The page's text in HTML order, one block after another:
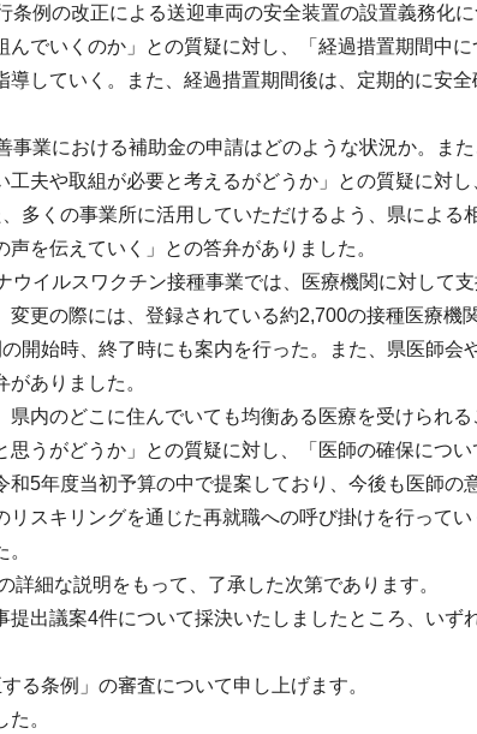
例の改正による送迎車両の安全装置の設置義務化
でいくのか」との質疑に対し、「経過措置期間中
していく。また、経過措置期間後は、定期的に安全
業における補助金の申請はどのような状況か。ま
夫や取組が必要と考えるがどうか」との質疑に対
多くの事業所に活用していただけるよう、県による
を伝えていく」との答弁がありました。
イルスワクチン接種事業では、医療機関に対して
更の際には、登録されている約2,700の接種医療機
開始時、終了時にも案内を行った。また、県医師会
ありました。
内のどこに住んでいても均衡ある医療を受けられ
うがどうか」との質疑に対し、「医師の確保につ
5年度当初予算の中で提案しており、今後も医師の
スキリングを通じた再就職への呼び掛けを行って
細な説明をもって、了承した次第であります。
出議案4件について採決いたしましたところ、いず
る条例」の審査について申し上げます。
。